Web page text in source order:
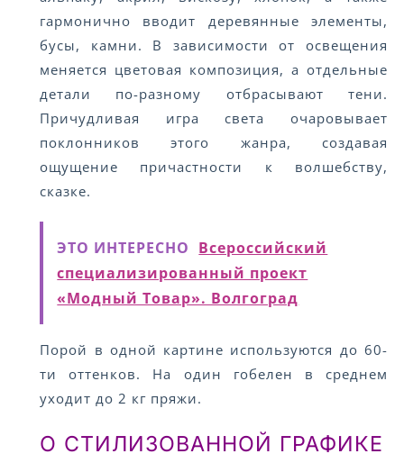
гармонично вводит деревянные элементы,
бусы, камни. В зависимости от освещения
меняется цветовая композиция, а отдельные
детали по-разному отбрасывают тени.
Причудливая игра света очаровывает
поклонников этого жанра, создавая
ощущение причастности к волшебству,
сказке.
ЭТО ИНТЕРЕСНО Всероссийский
специализированный проект
«Модный Товар». Волгоград
Порой в одной картине используются до 60-
ти оттенков. На один гобелен в среднем
уходит до 2 кг пряжи.
О СТИЛИЗОВАННОЙ ГРАФИКЕ